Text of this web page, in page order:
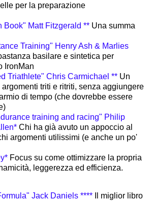
per la preparazione
Book" Matt Fitzgerald ** Una summa
Training" Henry Ash & Marlies
basilare e sintetica per
IronMan
Triathlete" Chris Carmichael ** Un
triti e ritriti, senza aggiungere
di tempo (che dovrebbe essere
training and racing" Philip
Chi ha già avuto un appoccio al
argomenti utilissimi (e anche un po'
Focus su come ottimizzare la propria
leggerezza ed efficienza.
Jack Daniels ****
Il miglior libro